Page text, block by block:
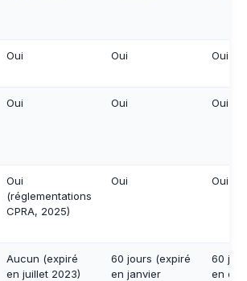
Oui Oui Oui
Oui Oui Oui
Oui
(réglementations
CPRA, 2025)
Oui Oui
Aucun (expiré
en juillet 2023)
60 jours (expiré
en janvier
60
en